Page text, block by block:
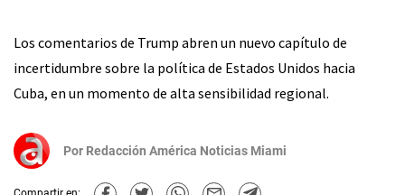
Los comentarios de Trump abren un nuevo capítulo de
incertidumbre sobre la política de Estados Unidos hacia
Cuba, en un momento de alta sensibilidad regional.
Por Redacción América Noticias Miami